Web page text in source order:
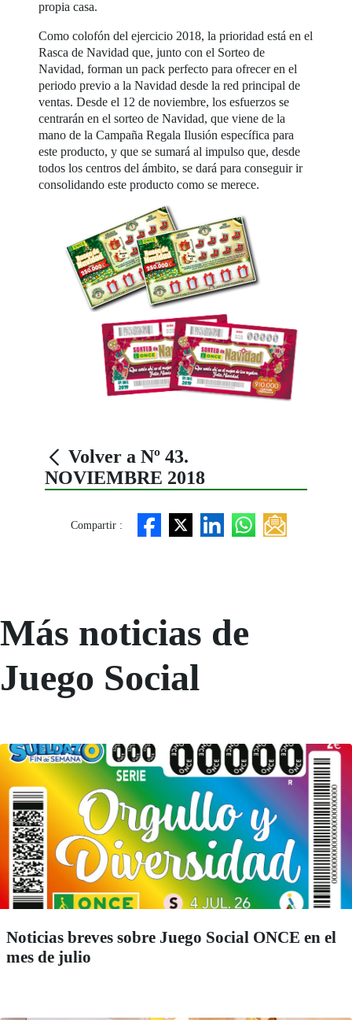
propia casa.
Como colofón del ejercicio 2018, la prioridad está en el
Rasca de Navidad que, junto con el Sorteo de
Navidad, forman un pack perfecto para ofrecer en el
periodo previo a la Navidad desde la red principal de
ventas. Desde el 12 de noviembre, los esfuerzos se
centrarán en el sorteo de Navidad, que viene de la
mano de la Campaña Regala Ilusión específica para
este producto, y que se sumará al impulso que, desde
todos los centros del ámbito, se dará para conseguir ir
consolidando este producto como se merece.
Volver a Nº 43.
NOVIEMBRE 2018
Compartir :
Más noticias de
Juego Social
Noticias breves sobre Juego Social ONCE en el
mes de julio